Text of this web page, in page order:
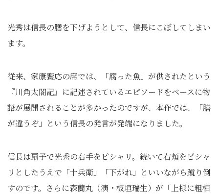
光秀は信長の膳を下げようとして、信長にこぼしてしまい
ます。
従来、家康饗応の席では、「腐った魚」が供されたという
『川角太閤記』に記述されているエピソードをベースに物
語が展開されることが多かったのですが、本作では、「膳
が違うぞ」という信長の発言が発端になりました。
信長は扇子で光秀の右手をピシャリ。続いて右頬をピシャ
リとしたうえで「十兵衛」「下がれ」といいながら蹴り倒
すのです。さらに森蘭丸（演・板垣瑞生）が「上様に粗相